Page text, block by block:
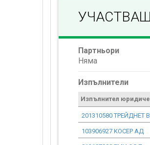
Партньори
Няма
Изпълнители
Изпълнител
201310580 ТРЕЙДНЕТ
103906927 КОСЕР АД